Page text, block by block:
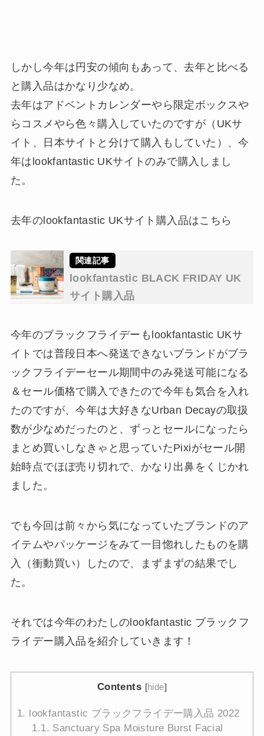
しかし今年は円安の傾向もあって、去年と比べる
と購入品はかなり少なめ。
去年はアドベントカレンダーやら限定ボックスや
らコスメやら色々購入していたのですが（UKサ
イト、日本サイトと分けて購入もしていた）、今
年はlookfantastic UKサイトのみで購入しまし
た。
去年のlookfantastic UKサイト購入品はこちら
lookfantastic BLACK FRIDAY UK
サイト購入品
今年のブラックフライデーもlookfantastic UKサ
イトでは普段日本へ発送できないブランドがブラ
ックフライデーセール期間中のみ発送可能になる
＆セール価格で購入できたので今年も気合を入れ
たのですが、今年は大好きなUrban Decayの取扱
数が少なめだったのと、ずっとセールになったら
まとめ買いしなきゃと思っていたPixiがセール開
始時点でほぼ売り切れで、かなり出鼻をくじかれ
ました。
でも今回は前々から気になっていたブランドのア
イテムやパッケージをみて一目惚れしたものを購
入（衝動買い）したので、まずまずの結果でし
た。
それでは今年のわたしのlookfantastic ブラックフ
ライデー購入品を紹介していきます！
Contents [hide]
1. lookfantastic ブラックフライデー購入品 2022
1.1. Sanctuary Spa Moisture Burst Facial